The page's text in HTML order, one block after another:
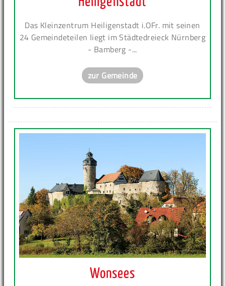
Das Kleinzentrum Heiligenstadt i.OFr. mit seinen
24 Gemeindeteilen liegt im Städtedreieck Nürnberg
- Bamberg -...
zur Gemeinde
Wonsees